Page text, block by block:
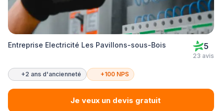
Entreprise Electricité Les Pavillons-sous-Bois 5
23 avis
+2 ans d'ancienneté +100 NPS
Je veux un devis gratuit